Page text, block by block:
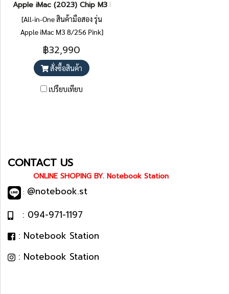
Apple iMac (2023) Chip M3 Ram8GB SSD256GB จอขนาด 24
[All-in-One สินค้ามือสอง รุ่น
Apple iMac M3 8/256 Pink]
[NB05391]
฿32,990
สั่งซื้อสินค้า
เปรียบเทียบ
CONTACT US
ONLINE SHOPING BY. Notebook Station
: @notebook.st
: 094-971-1197
: Notebook Station
: Notebook Station